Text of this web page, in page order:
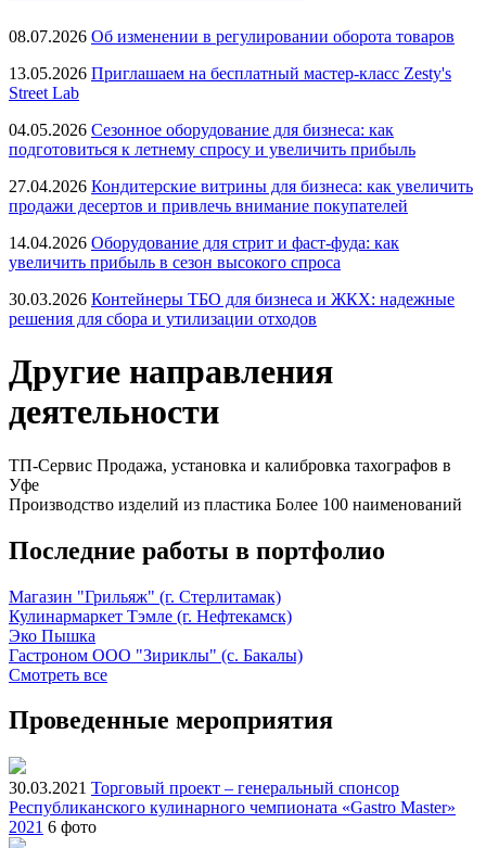
08.07.2026 Об изменении в регулировании оборота товаров
13.05.2026 Приглашаем на бесплатный мастер-класс Zesty's
Street Lab
04.05.2026 Сезонное оборудование для бизнеса: как
подготовиться к летнему спросу и увеличить прибыль
27.04.2026 Кондитерские витрины для бизнеса: как увеличить
продажи десертов и привлечь внимание покупателей
14.04.2026 Оборудование для стрит и фаст-фуда: как
увеличить прибыль в сезон высокого спроса
30.03.2026 Контейнеры ТБО для бизнеса и ЖКХ: надежные
решения для сбора и утилизации отходов
Другие направления
деятельности
ТП-Сервис Продажа, установка и калибровка тахографов в
Уфе
Производство изделий из пластика Более 100 наименований
Последние работы в портфолио
Магазин "Грильяж" (г. Стерлитамак)
Кулинармаркет Тэмле (г. Нефтекамск)
Эко Пышка
Гастроном ООО "Зириклы" (с. Бакалы)
Смотреть все
Проведенные мероприятия
30.03.2021 Торговый проект – генеральный спонсор
Республиканского кулинарного чемпионата «Gastro Master»
2021 6 фото